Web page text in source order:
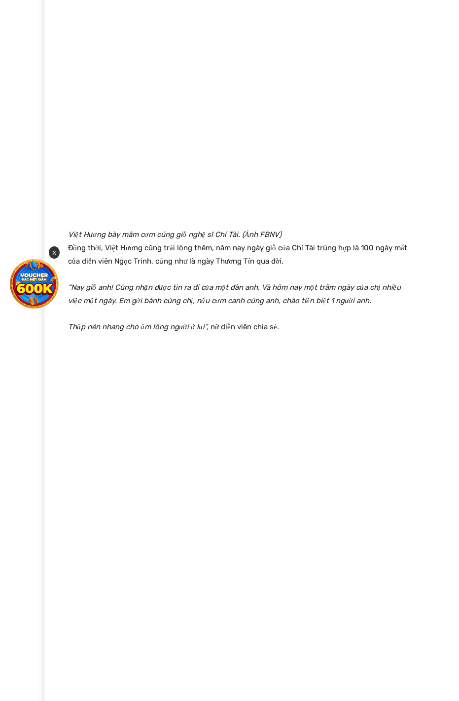
Việt Hương bày mâm cơm cúng giỗ nghệ sĩ Chí Tài. (Ảnh FBNV)
Đồng thời, Việt Hương cũng trải lòng thêm, năm nay ngày giỗ của Chí Tài trùng hợp là 100 ngày mất
của diễn viên Ngọc Trinh, cũng như là ngày Thương Tín qua đời.
“Nay giỗ anh! Cũng nhận được tin ra đi của một đàn anh. Và hôm nay một trăm ngày của chị nhiều
việc một ngày. Em gởi bánh cúng chị, nấu cơm canh cúng anh, chào tiễn biệt 1 người anh.
Thắp nén nhang cho ấm lòng người ở lại”, nữ diễn viên chia sẻ.
x